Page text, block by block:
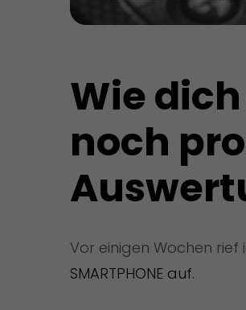
Wie
noch
Vor einigen Wochen
SMARTPHONE auf.